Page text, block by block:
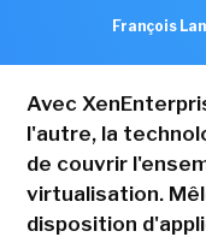
François
Avec
l'autre, la
de couvrir
virtualisation.
disposition